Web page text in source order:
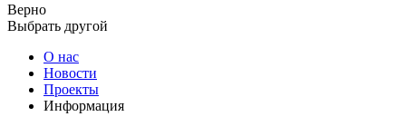
Верно
Выбрать другой
О нас
Новости
Проекты
Информация